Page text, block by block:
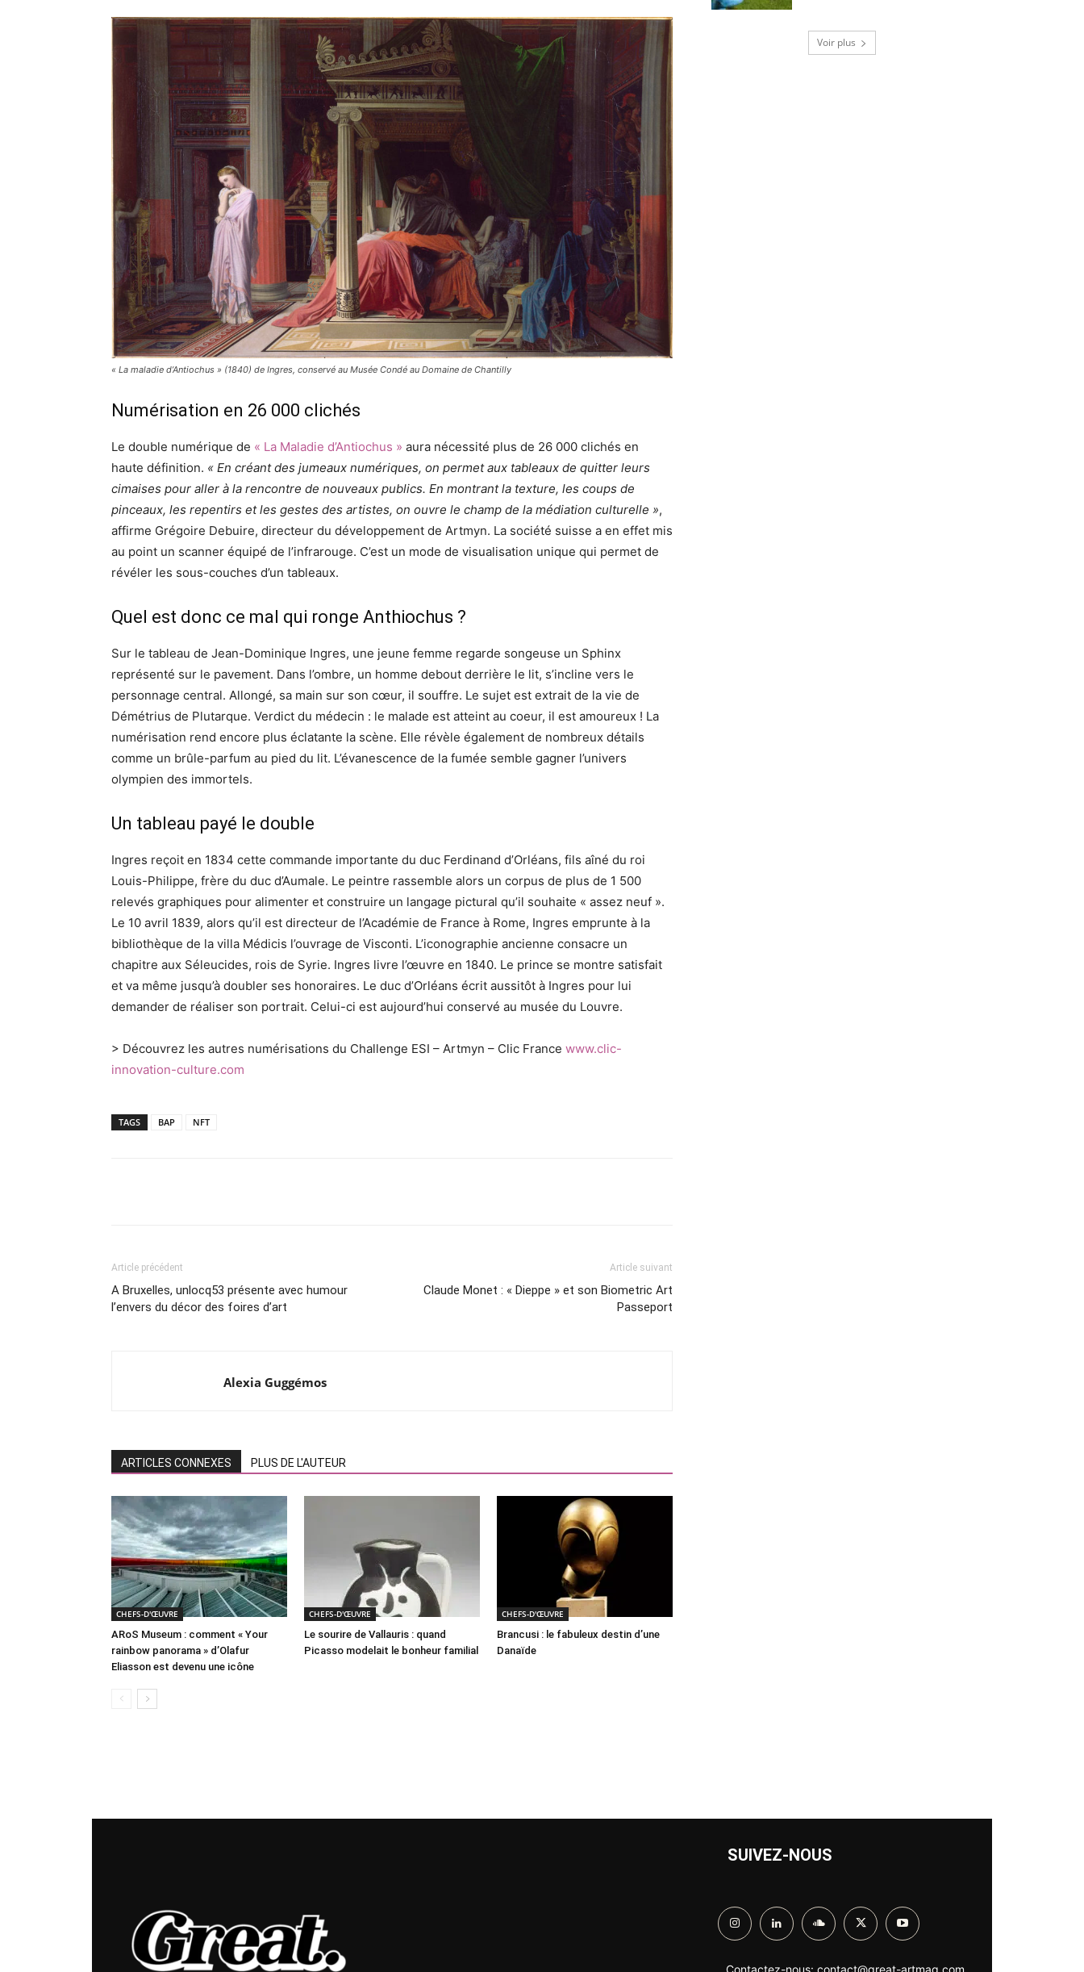
« La maladie d’Antiochus » (1840) de Ingres, conservé au Musée Condé au Domaine de Chantilly
Numérisation en 26 000 clichés
Le double numérique de « La Maladie d’Antiochus » aura nécessité plus de 26 000 clichés en
haute définition. « En créant des jumeaux numériques, on permet aux tableaux de quitter leurs
cimaises pour aller à la rencontre de nouveaux publics. En montrant la texture, les coups de
pinceaux, les repentirs et les gestes des artistes, on ouvre le champ de la médiation culturelle »,
affirme Grégoire Debuire, directeur du développement de Artmyn. La société suisse a en effet mis
au point un scanner équipé de l’infrarouge. C’est un mode de visualisation unique qui permet de
révéler les sous-couches d’un tableaux.
Quel est donc ce mal qui ronge Anthiochus ?
Sur le tableau de Jean-Dominique Ingres, une jeune femme regarde songeuse un Sphinx
représenté sur le pavement. Dans l’ombre, un homme debout derrière le lit, s’incline vers le
personnage central. Allongé, sa main sur son cœur, il souffre. Le sujet est extrait de la vie de
Démétrius de Plutarque. Verdict du médecin : le malade est atteint au coeur, il est amoureux ! La
numérisation rend encore plus éclatante la scène. Elle révèle également de nombreux détails
comme un brûle-parfum au pied du lit. L’évanescence de la fumée semble gagner l’univers
olympien des immortels.
Un tableau payé le double
Ingres reçoit en 1834 cette commande importante du duc Ferdinand d’Orléans, fils aîné du roi
Louis-Philippe, frère du duc d’Aumale. Le peintre rassemble alors un corpus de plus de 1 500
relevés graphiques pour alimenter et construire un langage pictural qu’il souhaite « assez neuf ».
Le 10 avril 1839, alors qu’il est directeur de l’Académie de France à Rome, Ingres emprunte à la
bibliothèque de la villa Médicis l’ouvrage de Visconti. L’iconographie ancienne consacre un
chapitre aux Séleucides, rois de Syrie. Ingres livre l’œuvre en 1840. Le prince se montre satisfait
et va même jusqu’à doubler ses honoraires. Le duc d’Orléans écrit aussitôt à Ingres pour lui
demander de réaliser son portrait. Celui-ci est aujourd’hui conservé au musée du Louvre.
> Découvrez les autres numérisations du Challenge ESI – Artmyn – Clic France www.clic-
innovation-culture.com
TAGS BAP NFT
Article précédent
A Bruxelles, unlocq53 présente avec humour
l’envers du décor des foires d’art
Article suivant
Claude Monet : « Dieppe » et son Biometric Art
Passeport
Alexia Guggémos
ARTICLES CONNEXES PLUS DE L'AUTEUR
CHEFS-D'ŒUVRE
ARoS Museum : comment « Your
rainbow panorama » d’Olafur
Eliasson est devenu une icône
CHEFS-D'ŒUVRE
Le sourire de Vallauris : quand
Picasso modelait le bonheur familial
CHEFS-D'ŒUVRE
Brancusi : le fabuleux destin d’une
Danaïde
Voir plus
SUIVEZ-NOUS